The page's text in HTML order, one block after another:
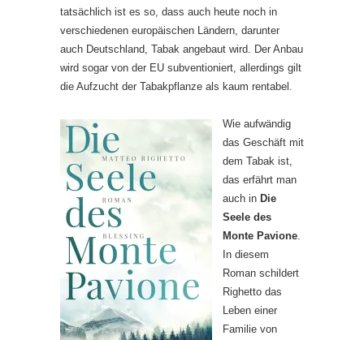
tatsächlich ist es so, dass auch heute noch in
verschiedenen europäischen Ländern, darunter
auch Deutschland, Tabak angebaut wird. Der Anbau
wird sogar von der EU subventioniert, allerdings gilt
die Aufzucht der Tabakpflanze als kaum rentabel.
Wie aufwändig
das Geschäft mit
dem Tabak ist,
das erfährt man
auch in Die
Seele des
Monte Pavione
In diesem
Roman schildert
Righetto das
Leben einer
Familie von